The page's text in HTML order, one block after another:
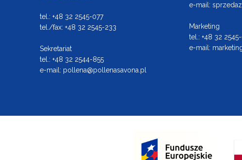
tel.: +48 32 2545-077
tel./fax: +48 32 2545-233
Sekretariat
tel.: +48 32 2544-855
e-mail: pollena@pollenasavona.pl
e-mail:
Marketing
tel.: +48 32
e-mail: